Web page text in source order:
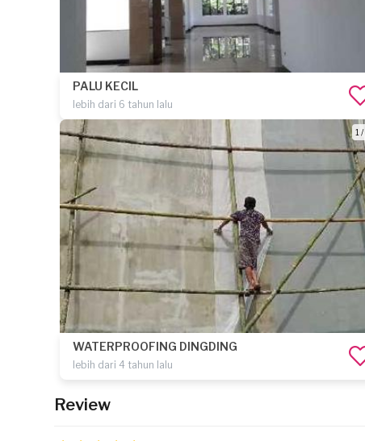
PALU KECIL
lebih dari 6 tahun lalu
1 /
WATERPROOFING DINGDING
lebih dari 4 tahun lalu
Review